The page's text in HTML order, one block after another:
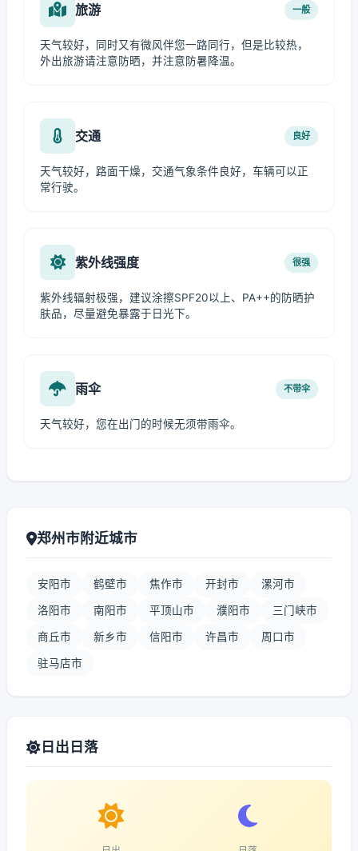
旅游 一般
天气较好，同时又有微风伴您一路同行，但是比较热，
外出旅游请注意防晒，并注意防暑降温。
交通 良好
天气较好，路面干燥，交通气象条件良好，车辆可以正
常行驶。
紫外线强度 很强
紫外线辐射极强，建议涂擦SPF20以上、PA++的防晒护
肤品，尽量避免暴露于日光下。
雨伞 不带伞
天气较好，您在出门的时候无须带雨伞。
郑州市附近城市
安阳市 鹤壁市 焦作市 开封市 漯河市
洛阳市 南阳市 平顶山市 濮阳市 三门峡市
商丘市 新乡市 信阳市 许昌市 周口市
驻马店市
日出日落